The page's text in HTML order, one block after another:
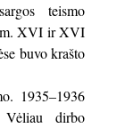
teismo
m. XVI ir XVI
buvo krašto
1935–1936
dirbo